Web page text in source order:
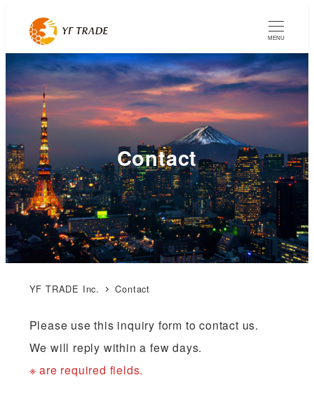
MENU
Contact
YF TRADE Inc. Contact
Please use this inquiry form to contact us.
We will reply within a few days.
※ are required fields.